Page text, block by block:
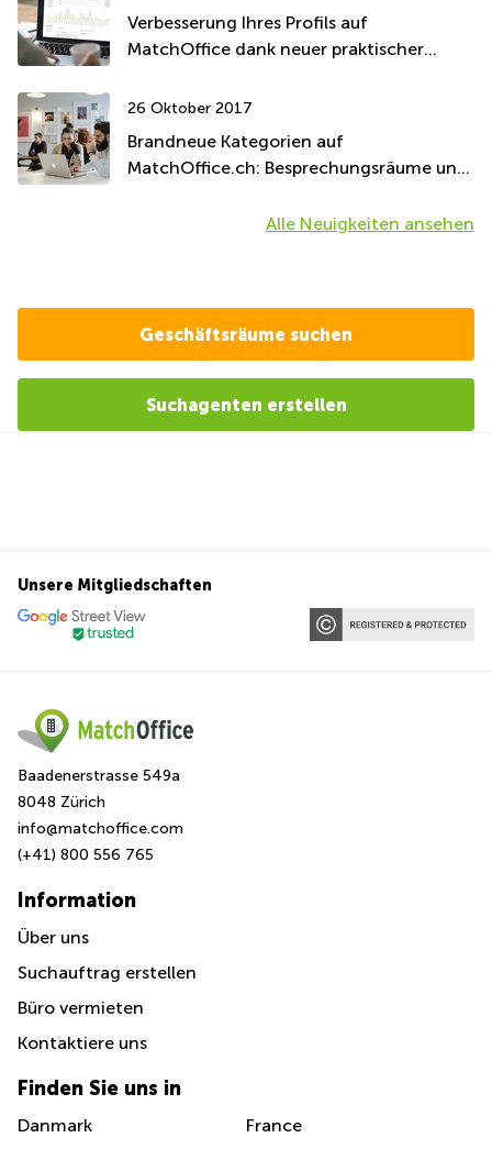
Verbesserung Ihres Profils auf
MatchOffice dank neuer praktischer
26 Oktober 2017
Brandneue Kategorien auf
MatchOffice.ch: Besprechungsräume und
Alle Neuigkeiten ansehen
Geschäftsräume suchen
Suchagenten erstellen
Unsere Mitgliedschaften
Baadenerstrasse 549a
8048 Zürich
info@matchoffice.com
(+41) 800 556 765
Information
Über uns
Suchauftrag erstellen
Büro vermieten
Kontaktiere uns
Finden Sie uns in
Danmark France